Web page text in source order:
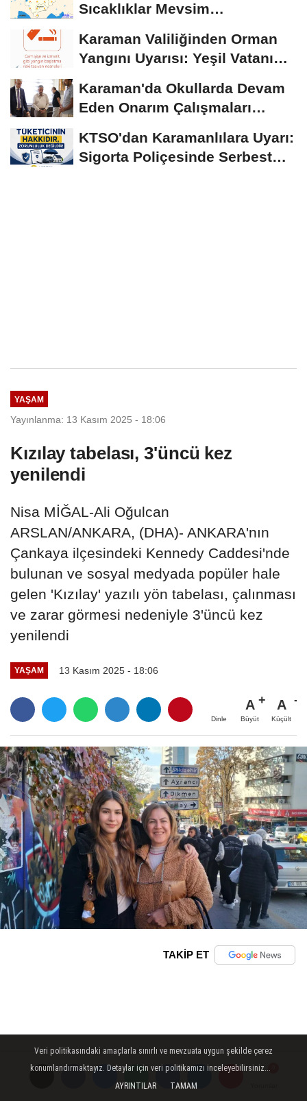
Sıcaklıklar Mevsim
Seyrediyor
Karaman Valiliğinden Orman
Yangını Uyarısı: Yeşil Vatanı
Karaman'da Okullarda Devam
Eden Onarım Çalışmaları
KTSO'dan Karamanlılara Uyarı:
Sigorta Poliçesinde Serbest
YAŞAM
Yayınlanma: 13 Kasım 2025 - 18:06
Kızılay tabelası, 3'üncü kez
yenilendi
Nisa MİĞAL-Ali Oğulcan
ARSLAN/ANKARA, (DHA)- ANKARA'nın
Çankaya ilçesindeki Kennedy Caddesi'nde
bulunan ve sosyal medyada popüler hale
gelen 'Kızılay' yazılı yön tabelası, çalınması
ve zarar görmesi nedeniyle 3'üncü kez
yenilendi
YAŞAM 13 Kasım 2025 - 18:06
Dinle
A
Büyüt
A
Küçült
TAKİP ET
Veri politikasındaki amaçlarla sınırlı ve mevzuata uygun şekilde çerez
konumlandırmaktayız. Detaylar için veri politikamızı inceleyebilirsiniz...
AYRINTILAR
TAMAM